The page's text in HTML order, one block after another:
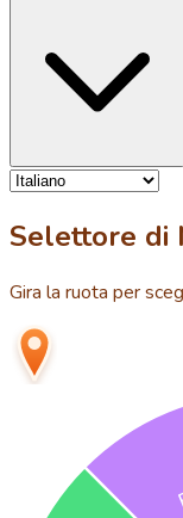
Selettore di
Gira la ruota per